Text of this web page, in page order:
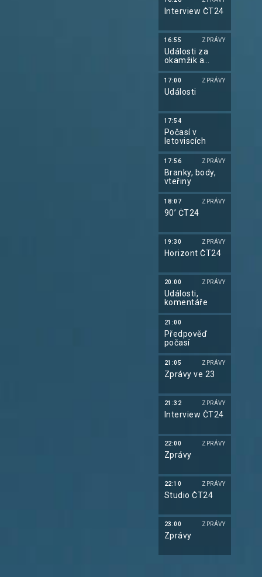
Interview ČT24
16:55 ZPRÁVY
Události za
okamžik a
počasí
17:00 ZPRÁVY
Události
17:54
Počasí v
letoviscích
17:56 ZPRÁVY
Branky, body,
vteřiny
18:07 ZPRÁVY
90’ ČT24
19:30 ZPRÁVY
Horizont ČT24
20:00 ZPRÁVY
Události,
komentáře
21:00
Předpověď
počasí
21:05 ZPRÁVY
Zprávy ve 23
21:32 ZPRÁVY
Interview ČT24
22:00 ZPRÁVY
Zprávy
22:10 ZPRÁVY
Studio ČT24
23:00 ZPRÁVY
Zprávy